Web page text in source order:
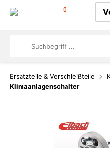
0
Ersatzteile & Verschleißteile
Klimaanlagenschalter